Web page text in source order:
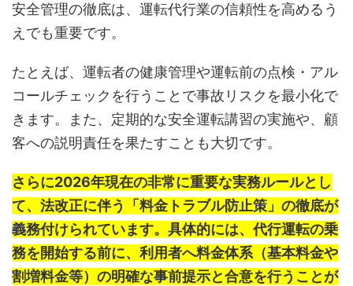
安全管理の徹底は、運転代行業の信頼性を高めるう
えでも重要です。
たとえば、運転者の健康管理や運転前の点検・アル
コールチェックを行うことで事故リスクを最小化で
きます。また、定期的な安全運転講習の実施や、顧
客への説明責任を果たすことも大切です。
さらに2026年現在の非常に重要な実務ルールとし
て、法改正に伴う「料金トラブル防止策」の徹底が
義務付けられています。具体的には、代行運転の乗
務を開始する前に、利用者へ料金体系（基本料金や
割増料金等）の明確な事前提示と合意を行うことが